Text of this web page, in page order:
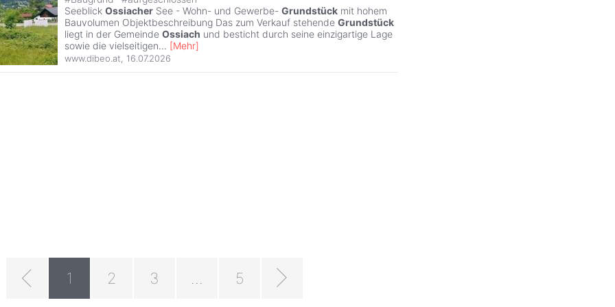
Seeblick Ossiacher See - Wohn- und Gewerbe- Grundstück mit hohem
Bauvolumen Objektbeschreibung Das zum Verkauf stehende Grundstück
liegt in der Gemeinde Ossiach und besticht durch seine einzigartige Lage
sowie die vielseitigen... [Mehr]
www.dibeo.at, 16.07.2026
1 2 3 5